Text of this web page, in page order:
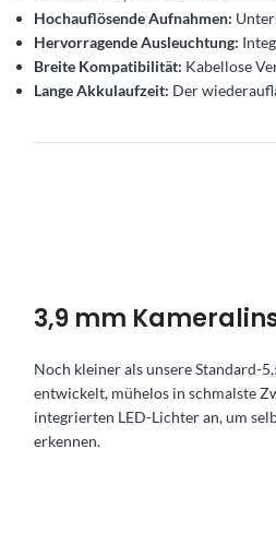
Hochauflösende Aufnahmen:
Hervorragende Ausleuchtung:
Breite Kompatibilität: Kabellose
Lange Akkulaufzeit: Der
3,9 mm
Noch kleiner als unsere Standard-
entwickelt, mühelos in schmalste
integrierten LED-Lichter an, um
erkennen.